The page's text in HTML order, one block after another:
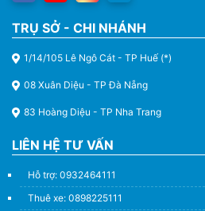
TRỤ SỞ - CHI NHÁNH
1/14/105 Lê Ngô Cát - TP Huế (*)
08 Xuân Diệu - TP Đà Nẵng
83 Hoàng Diệu - TP Nha Trang
LIÊN HỆ TƯ VẤN
Hỗ trợ: 0932464111
Thuê xe: 0898225111